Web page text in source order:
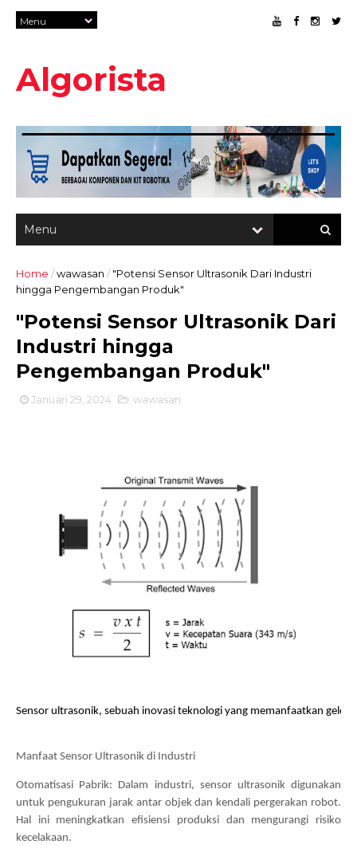
Algorista
Home /wawasan / "Potensi Sensor Ultrasonik Dari Industri
hingga Pengembangan Produk"
"Potensi Sensor Ultrasonik Dari
Industri hingga
Pengembangan Produk"
Januari 29, 2024 wawasan
Sensor ultrasonik, sebuah inovasi teknologi yang memanfaatkan
Manfaat Sensor Ultrasonik di Industri
Otomatisasi Pabrik: Dalam industri, sensor ultrasonik digunakan
untuk pengukuran jarak antar objek dan kendali pergerakan robot.
Hal ini meningkatkan efisiensi produksi dan mengurangi risiko
kecelakaan.